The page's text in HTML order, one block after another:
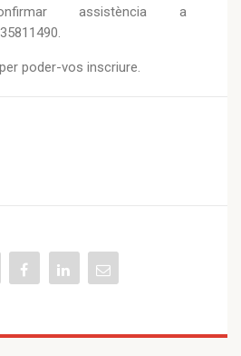
assistència a
poder-vos inscriure.